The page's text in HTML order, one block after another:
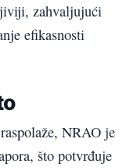
zahvaljujući
efikasnosti
NRAO je
što potvrđuje